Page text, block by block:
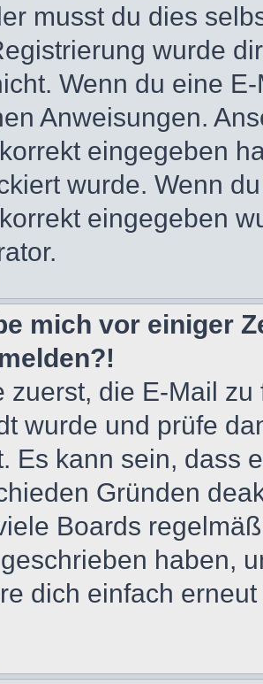
musst du dies
wurde
Wenn du eine
Anweisungen.
eingegeben
wurde. Wenn
eingegeben
mich vor einiger
zuerst, die E-Mail
wurde und prüfe
Es kann sein, dass
Gründen
Boards
haben,
dich einfach